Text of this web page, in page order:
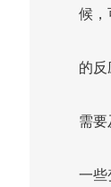
候，
的
需
一些